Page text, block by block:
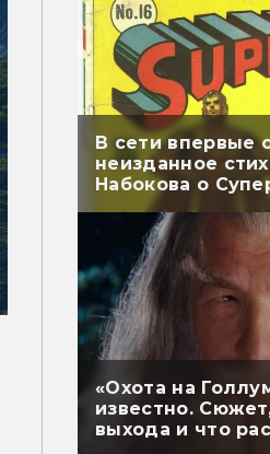
В сети впервые
неизданное
Набокова о
перевели
«Охота на
известно.
выхода и что